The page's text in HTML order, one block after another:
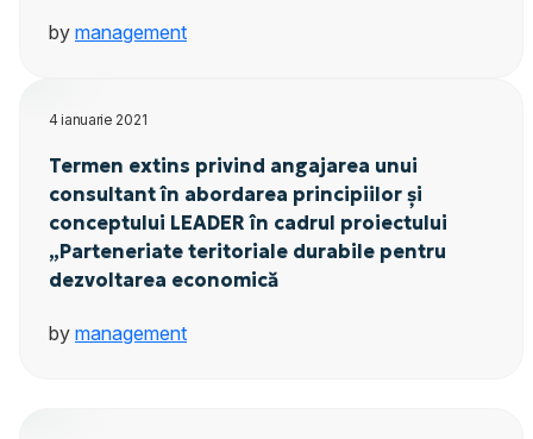
by management
4 ianuarie 2021
Termen extins privind angajarea unui
consultant în abordarea principiilor și
conceptului LEADER în cadrul proiectului
„Parteneriate teritoriale durabile pentru
dezvoltarea economică
by management